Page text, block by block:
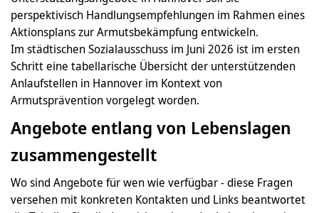
perspektivisch Handlungsempfehlungen im Rahmen eines
Aktionsplans zur Armutsbekämpfung entwickeln.
Im städtischen Sozialausschuss im Juni 2026 ist im ersten
Schritt eine tabellarische Übersicht der unterstützenden
Anlaufstellen in Hannover im Kontext von
Armutsprävention vorgelegt worden.
Angebote entlang von Lebenslagen
zusammengestellt
Wo sind Angebote für wen wie verfügbar - diese Fragen
versehen mit konkreten Kontakten und Links beantwortet